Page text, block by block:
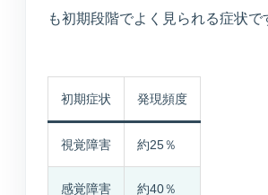
デイサービスなぎさ
も初期段階でよく見られる症状で
初期症状 発現頻度
視覚障害 約25％
感覚障害 約40％